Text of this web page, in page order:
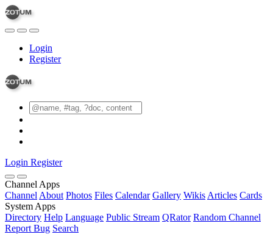
Login
Register
Login Register
Channel Apps
Channel About Photos Files Calendar Gallery Wikis Articles Cards
System Apps
Directory Help Language Public Stream QRator Random Channel
Report Bug Search